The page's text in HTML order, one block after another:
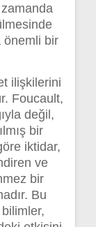
önemli bir
ilişkilerini
Foucault,
değil,
bir
iktidar,
ve
bir
Bu